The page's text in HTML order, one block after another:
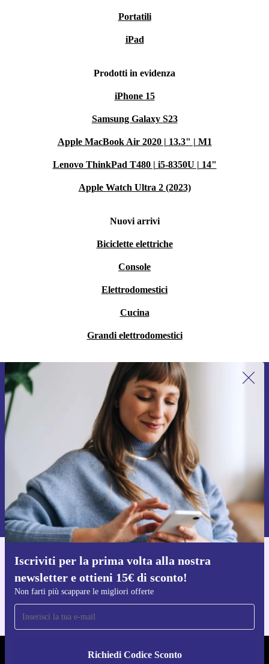
Portatili
iPad
Prodotti in evidenza
iPhone 15
Samsung Galaxy S23
Apple MacBook Air 2020 | 13.3" | M1
Lenovo ThinkPad T480 | i5-8350U | 14"
Apple Watch Ultra 2 (2023)
Nuovi arrivi
Biciclette elettriche
Console
Elettrodomestici
Cucina
Grandi elettrodomestici
Iscriviti per la prima volta alla nostra
newsletter e ottieni 15€ di sconto!
Non farti più scappare le migliori offerte
Richiedi Codice Sconto
Iscriviti per la prima volta alla nostra
newsletter e ottieni 15€ di sconto!
Non farti più scappare le migliori offerte.
Richiedi codice sconto
Per maggiori informazioni sull’uso dei dati personali, visita la nostra
Normativa sulla privacy
Scarica l'app di refurbed
Per iOS e Android
REFURBED ITALIA - RETHINK NEW.